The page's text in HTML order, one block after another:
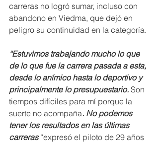
carreras no logró sumar, incluso con
abandono en Viedma, que dejó en
peligro su continuidad en la categoría.
“Estuvimos trabajando mucho lo que
de lo que fue la carrera pasada a esta,
desde lo anímico hasta lo deportivo y
principalmente lo presupuestario. Son
tiempos difíciles para mí porque la
suerte no acompaña. No podemos
tener los resultados en las últimas
carreras “expresó el piloto de 29 años